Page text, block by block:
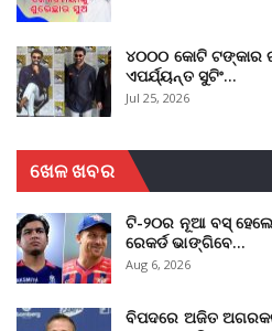
୪୦୦୦ କୋଟି ଟଙ୍କାର
ଏପର୍ଯ୍ୟନ୍ତ ସୁଟିଂ…
Jul 25, 2026
ଖେଳ ଖବର
ଟି-୨୦ର ନୂଆ ବସ୍
ରେକର୍ଡ ଭାଙ୍ଗିବେ…
Aug 6, 2026
ବିପଦରେ ଅଜିତ